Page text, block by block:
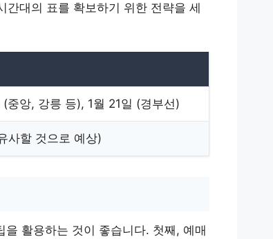
대의 표를 확보하기 위한 전략을 세
중앙, 강릉 등), 1월 21일 (경부선)
사할 것으로 예상)
활용하는 것이 좋습니다. 첫째, 예매